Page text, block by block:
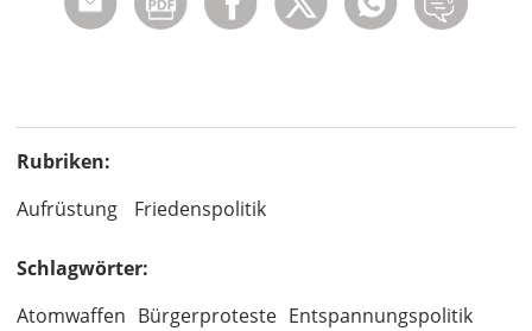
Rubriken:
Aufrüstung
Friedenspolitik
Schlagwörter:
Atomwaffen Bürgerproteste Entspannungspolitik